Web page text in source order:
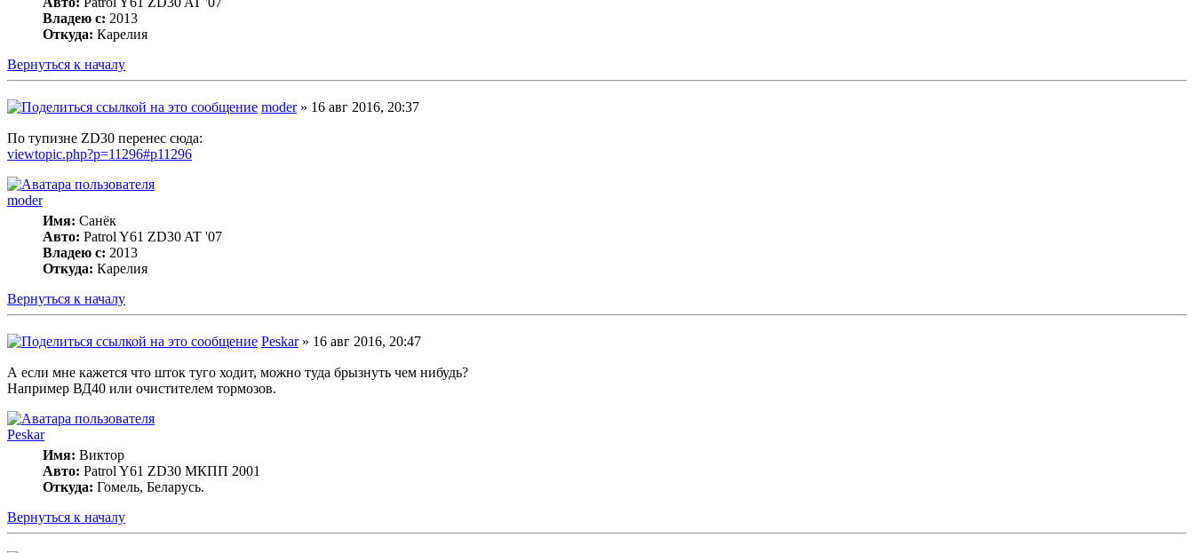
Владею с: 2013
Откуда: Карелия
Вернуться к началу
moder» 16 авг 2016, 20:37
По тупизне ZD30 перенес сюда:
viewtopic.php?p=11296#p11296
moder
Имя: Санёк
Авто: Patrol Y61 ZD30 AT '07
Владею с: 2013
Откуда: Карелия
Вернуться к началу
Peskar» 16 авг 2016, 20:47
А если мне кажется что шток туго ходит, можно туда брызнуть чем нибудь?
Например ВД40 или очистителем тормозов.
Peskar
Имя: Виктор
Авто: Patrol Y61 ZD30 МКПП 2001
Откуда: Гомель, Беларусь.
Вернуться к началу